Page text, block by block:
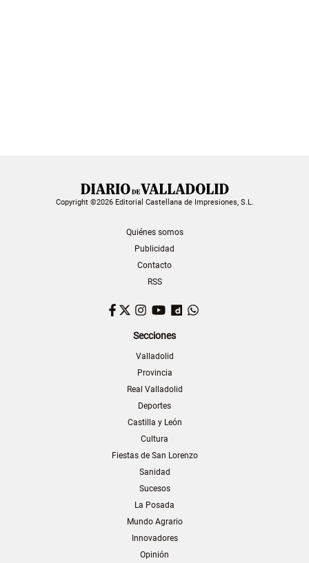
Copyright ©2026 Editorial Castellana de Impresiones, S.L.
Quiénes somos
Publicidad
Contacto
RSS
Facebook
TwitterInstagram
YouTubeDailymotion
Secciones
Valladolid
Provincia
Real Valladolid
Deportes
Castilla y León
Cultura
Fiestas de San Lorenzo
Sanidad
Sucesos
La Posada
Mundo Agrario
Innovadores
Opinión